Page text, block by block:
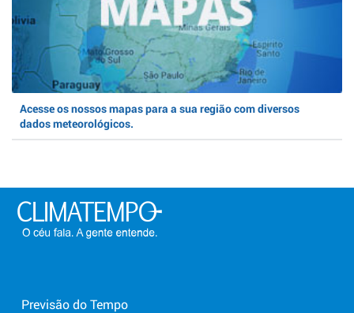
Acesse os nossos mapas para a sua região com diversos
dados meteorológicos.
Previsão do Tempo